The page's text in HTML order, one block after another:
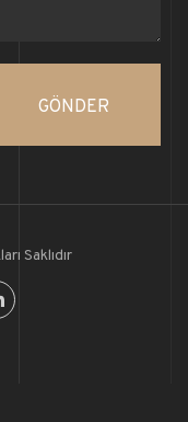
GÖNDER
Saklıdır